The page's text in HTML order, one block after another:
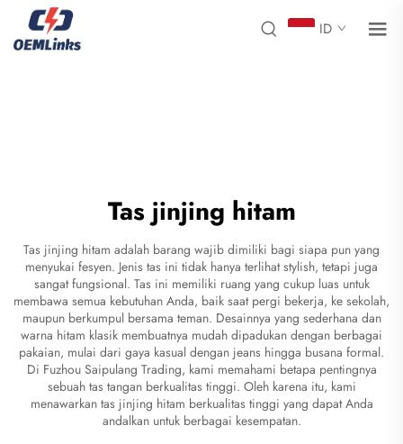
ID
Tas jinjing hitam
Tas jinjing hitam adalah barang wajib dimiliki bagi siapa pun yang
menyukai fesyen. Jenis tas ini tidak hanya terlihat stylish, tetapi juga
sangat fungsional. Tas ini memiliki ruang yang cukup luas untuk
membawa semua kebutuhan Anda, baik saat pergi bekerja, ke sekolah,
maupun berkumpul bersama teman. Desainnya yang sederhana dan
warna hitam klasik membuatnya mudah dipadukan dengan berbagai
pakaian, mulai dari gaya kasual dengan jeans hingga busana formal.
Di Fuzhou Saipulang Trading, kami memahami betapa pentingnya
sebuah tas tangan berkualitas tinggi. Oleh karena itu, kami
menawarkan tas jinjing hitam berkualitas tinggi yang dapat Anda
andalkan untuk berbagai kesempatan.